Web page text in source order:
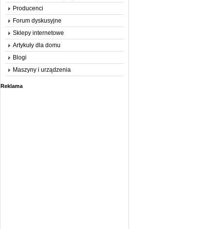
Producenci
Forum dyskusyjne
Sklepy internetowe
Artykuły dla domu
Blogi
Maszyny i urządzenia
Reklama